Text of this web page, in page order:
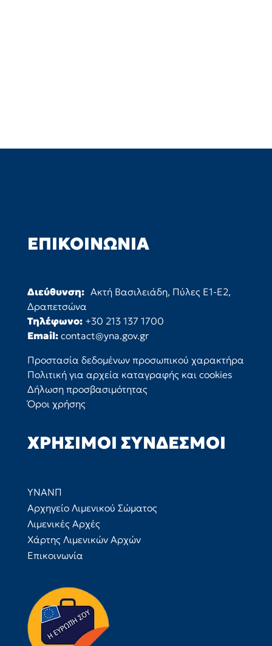
ΕΠΙΚΟΙΝΩΝΊΑ
Διεύθυνση: Ακτή Βασιλειάδη, Πύλες Ε1-Ε2,
Δραπετσώνα
Τηλέφωνο: +30 213 137 1700
Email: contact@yna.gov.gr
Προστασία δεδομένων προσωπικού χαρακτήρα
Πολιτική για αρχεία καταγραφής και cookies
Δήλωση προσβασιμότητας
Όροι χρήσης
ΧΡΉΣΙΜΟΙ ΣΎΝΔΕΣΜΟΙ
ΥΝΑΝΠ
Αρχηγείο Λιμενικού Σώματος
Λιμενικές Αρχές
Χάρτης Λιμενικών Αρχών
Επικοινωνία